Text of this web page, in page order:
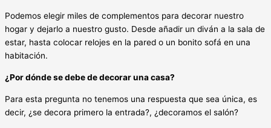
Podemos elegir miles de complementos para decorar nuestro
hogar y dejarlo a nuestro gusto. Desde añadir un diván a la sala de
estar, hasta colocar relojes en la pared o un bonito sofá en una
habitación.
¿Por dónde se debe de decorar una casa?
Para esta pregunta no tenemos una respuesta que sea única, es
decir, ¿se decora primero la entrada?, ¿decoramos el salón?